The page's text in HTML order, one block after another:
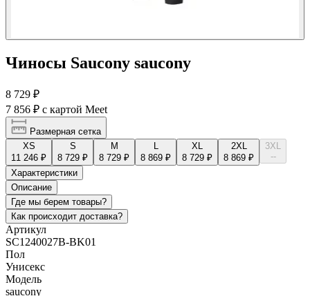
Чиносы Saucony saucony
8 729 ₽
7 856 ₽ с картой Meet
Размерная сетка
XS
11 246 ₽
S
8 729 ₽
M
8 729 ₽
8 869 ₽
XL
8 729 ₽
2XL
8 869 ₽
3XL
--
Характеристики
Описание
Где мы берем товары?
Как происходит доставка?
Артикул
SC1240027B-BK01
Пол
Унисекс
Модель
saucony